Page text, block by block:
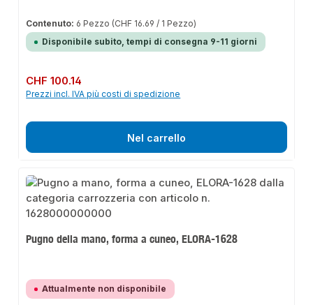
Contenuto: 6 Pezzo (CHF 16.69 / 1 Pezzo)
Disponibile subito, tempi di consegna 9-11 giorni
Prezzo normale:
CHF 100.14
Prezzi incl. IVA più costi di spedizione
Nel carrello
Pugno della mano, forma a cuneo, ELORA-1628
Attualmente non disponibile